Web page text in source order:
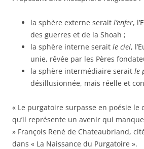
la sphère externe serait l’enfer,
des guerres et de la Shoah ;
la sphère interne serait le ciel,
unie, rêvée par les Pères
la sphère intermédiaire serait le
désillusionnée, mais réelle et
« Le purgatoire surpasse en poésie le
qu’il représente un avenir qui
» François René de Chateaubriand,
dans « La Naissance du Purgatoire ».